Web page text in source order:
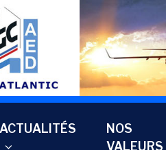
ACTUALITÉS
NOS
VALEURS